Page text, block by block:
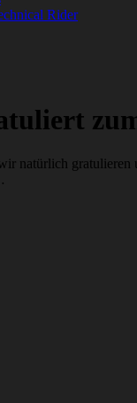
Rider
natürlich gratulieren